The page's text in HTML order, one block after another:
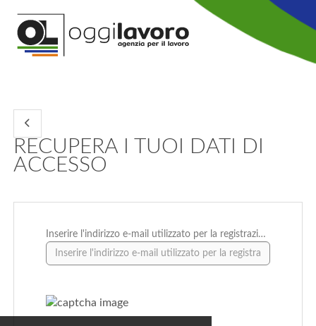
RECUPERA I TUOI DATI DI
ACCESSO
Inserire l'indirizzo e-mail utilizzato per la registrazione *